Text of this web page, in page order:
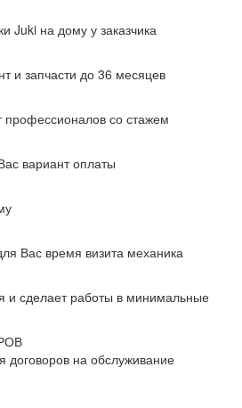
Juki на дому у заказчика
и запчасти до 36 месяцев
профессионалов со стажем
вариант оплаты
Вас время визита механика
и сделает работы в минимальные
договоров на обслуживание